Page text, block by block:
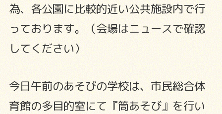
為、各公園に比較的近い公共施設内で行
っております。（会場はニュースで確認
してください）
今日午前のあそびの学校は、市民総合体
育館の多目的室にて『筒あそび』を行い